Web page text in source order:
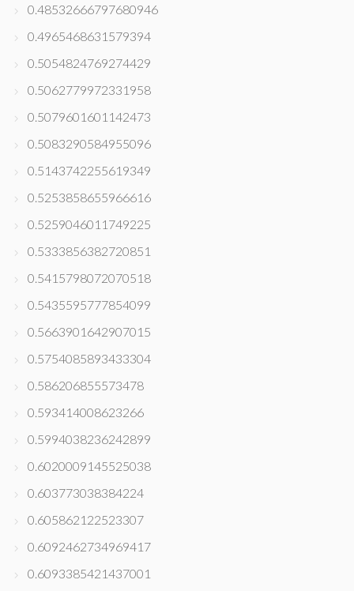
0.48532666797680946
0.4965468631579394
0.5054824769274429
0.5062779972331958
0.5079601601142473
0.5083290584955096
0.5143742255619349
0.5253858655966616
0.5259046011749225
0.5333856382720851
0.5415798072070518
0.5435595777854099
0.5663901642907015
0.5754085893433304
0.586206855573478
0.593414008623266
0.5994038236242899
0.6020009145525038
0.603773038384224
0.605862122523307
0.6092462734969417
0.6093385421437001